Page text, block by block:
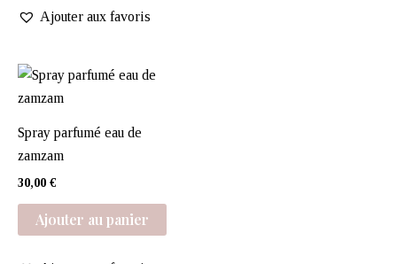
Ajouter aux favoris
Spray parfumé eau de
zamzam
30,00 €
Ajouter au panier